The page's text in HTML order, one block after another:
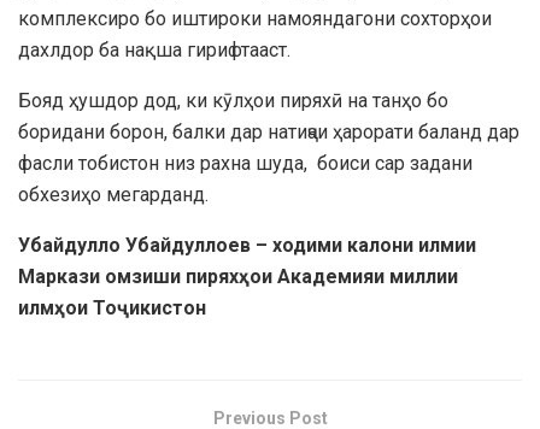
комплексиро бо иштироки намояндагони сохторҳои
дахлдор ба нақша гирифтааст.
Бояд ҳушдор дод, ки кӯлҳои пиряхӣ на танҳо бо
боридани борон, балки дар натиҷаи ҳарорати баланд дар
фасли тобистон низ рахна шуда, боиси сар задани
обхезиҳо мегарданд.
Убайдулло Убайдуллоев – ходими калони илмии
Маркази омзиши пиряхҳои Академияи миллии
илмҳои Тоҷикистон
Previous Post